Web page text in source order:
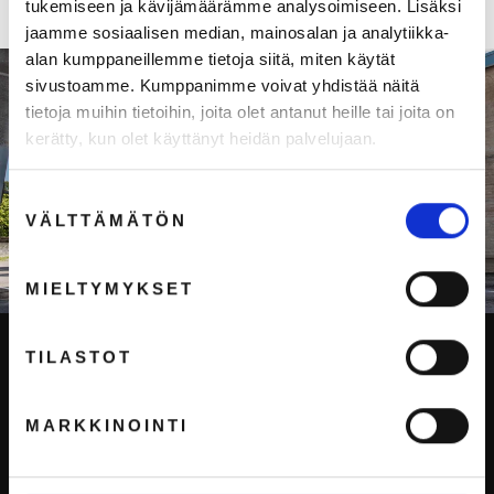
tukemiseen ja kävijämäärämme analysoimiseen. Lisäksi
jaamme sosiaalisen median, mainosalan ja analytiikka-
alan kumppaneillemme tietoja siitä, miten käytät
sivustoamme. Kumppanimme voivat yhdistää näitä
tietoja muihin tietoihin, joita olet antanut heille tai joita on
kerätty, kun olet käyttänyt heidän palvelujaan.
Suostumuksen
valinta
VÄLTTÄMÄTÖN
MIELTYMYKSET
TILASTOT
MARKKINOINTI
VASTUULLISUUS
tulevaisuudesta
Tavoitteemme on olla hiilineutraali 2025